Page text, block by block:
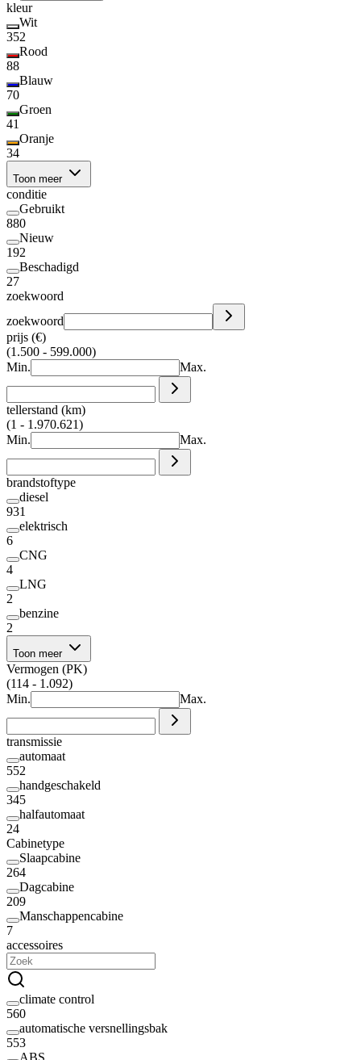
kleur
Wit
352
Rood
88
Blauw
70
Groen
41
Oranje
34
Toon meer
conditie
Gebruikt
880
Nieuw
192
Beschadigd
27
zoekwoord
zoekwoord
prijs (€)
(1.500 - 599.000)
Min.
Max.
tellerstand (km)
(1 - 1.970.621)
Min.
Max.
brandstoftype
diesel
931
elektrisch
6
CNG
4
LNG
2
benzine
2
Toon meer
Vermogen (PK)
(114 - 1.092)
Min.
Max.
transmissie
automaat
552
handgeschakeld
345
halfautomaat
24
Cabinetype
Slaapcabine
264
Dagcabine
209
Manschappencabine
7
accessoires
climate control
560
automatische versnellingsbak
553